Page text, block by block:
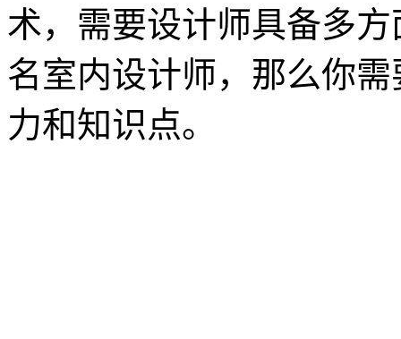
术，需要设计师具备多
名室内设计师，那么你
力和知识点。